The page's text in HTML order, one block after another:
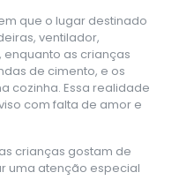
que o lugar destinado
ventilador,
as crianças
de cimento, e os
cozinha. Essa realidade
com falta de amor e
crianças gostam de
uma atenção especial